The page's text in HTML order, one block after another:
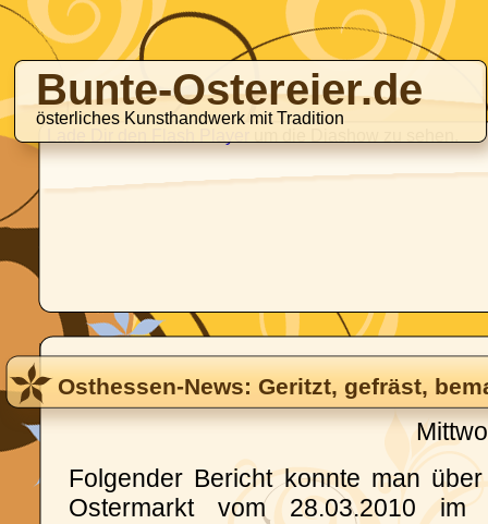
Bunte-Ostereier.de
österliches Kunsthandwerk mit Tradition
Osthessen-News: Geritzt, gefräst,
Folgender Bericht konnte man
Ostermarkt vom 28.03.2010 im